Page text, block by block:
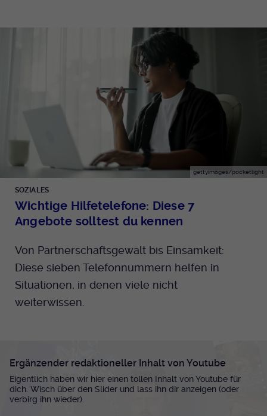
gettyimages/pocketlight
SOZIALES
Wichtige Hilfetelefone: Diese 7
Angebote solltest du kennen
Von Partnerschaftsgewalt bis Einsamkeit:
Diese sieben Telefonnummern helfen in
Situationen, in denen viele nicht
weiterwissen.
Ergänzender redaktioneller Inhalt von Youtube
Eigentlich haben wir hier einen tollen Inhalt von Youtube für
dich. Wisch über den Slider und lass ihn dir anzeigen (oder
verbirg ihn wieder).